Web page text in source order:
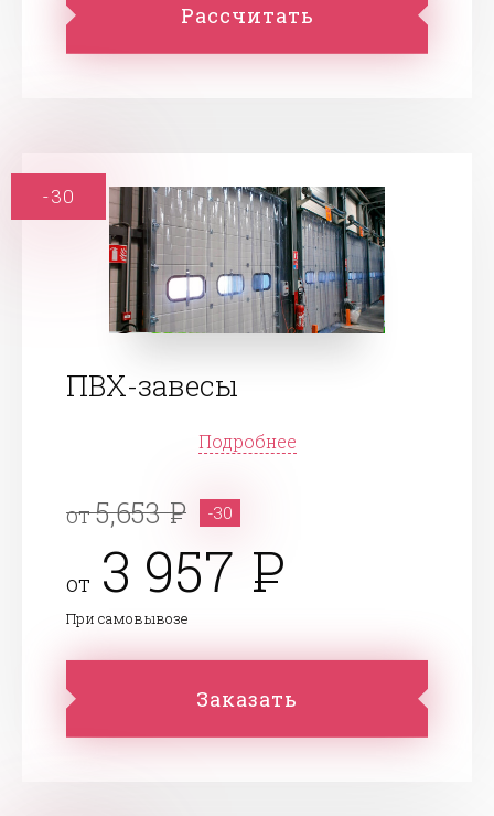
Рассчитать
ПВХ-завесы
Подробнее
от5,653 -30
от 3 957
При самовывозе
Заказать
-30